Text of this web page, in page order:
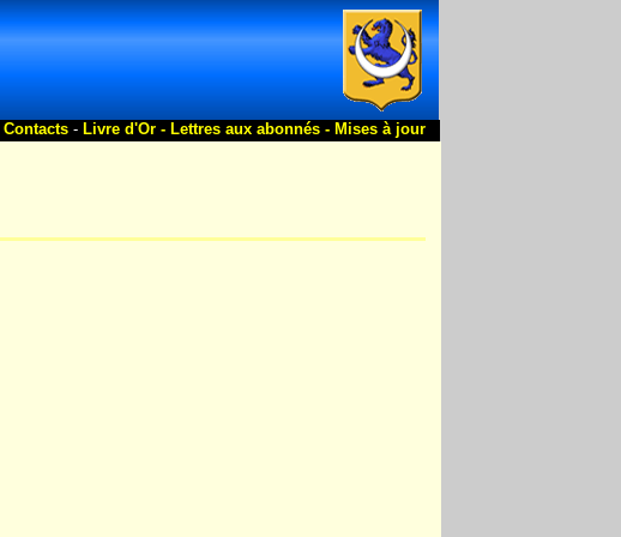
Contacts- Livre d'Or - Lettres aux abonnés - Mises à jour